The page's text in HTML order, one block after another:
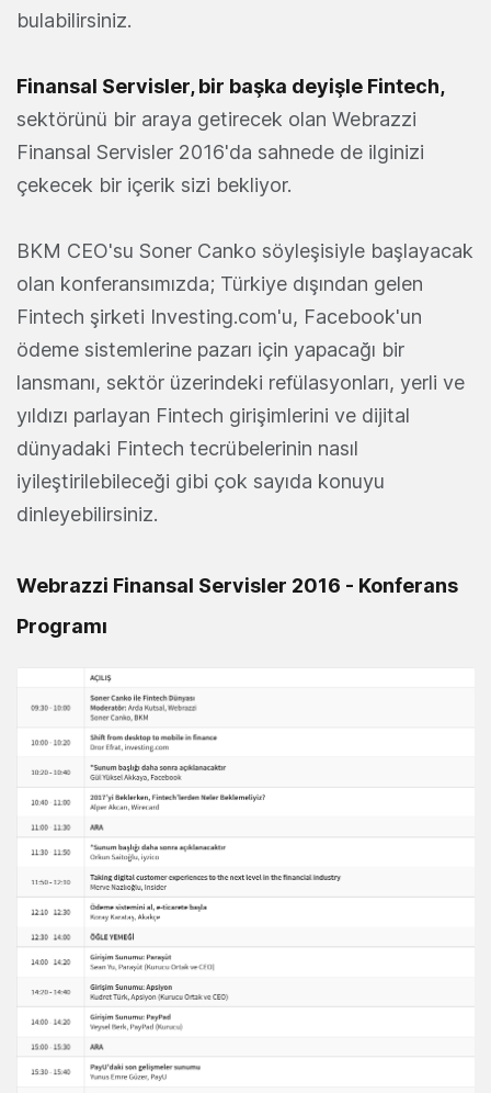
bulabilirsiniz.
Finansal Servisler, bir başka deyişle Fintech,
sektörünü bir araya getirecek olan Webrazzi
Finansal Servisler 2016'da sahnede de ilginizi
çekecek bir içerik sizi bekliyor.
BKM CEO'su Soner Canko söyleşisiyle başlayacak
olan konferansımızda; Türkiye dışından gelen
Fintech şirketi Investing.com'u, Facebook'un
ödeme sistemlerine pazarı için yapacağı bir
lansmanı, sektör üzerindeki refülasyonları, yerli ve
yıldızı parlayan Fintech girişimlerini ve dijital
dünyadaki Fintech tecrübelerinin nasıl
iyileştirilebileceği gibi çok sayıda konuyu
dinleyebilirsiniz.
Webrazzi Finansal Servisler 2016 - Konferans
Programı